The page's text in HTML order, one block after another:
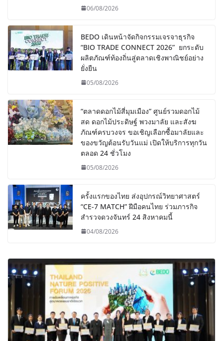
06/08/2026
BEDO เดินหน้าจัดกิจกรรมเจรจาธุรกิจ
“BIO TRADE CONNECT 2026” ยกระดับ
ผลิตภัณฑ์ท้องถิ่นสู่ตลาดเชิงพาณิชย์อย่าง
ยั่งยืน
05/08/2026
“ตลาดดอกไม้สี่มุมเมือง” ศูนย์รวมดอกไม้
สด ดอกไม้ประดิษฐ์ พวงมาลัย และสังฆ
ภัณฑ์ครบวงจร ขอเชิญเลือกซื้อมาลัยและ
ของขวัญต้อนรับวันแม่ เปิดให้บริการทุกวัน
ตลอด 24 ชั่วโมง
05/08/2026
ครั้งแรกของไทย ส่งอุปกรณ์วิทยาศาสตร์
“CE-7 MATCH” ฝีมือคนไทย ร่วมภารกิจ
สำรวจดวงจันทร์ 24 สิงหาคมนี้
04/08/2026